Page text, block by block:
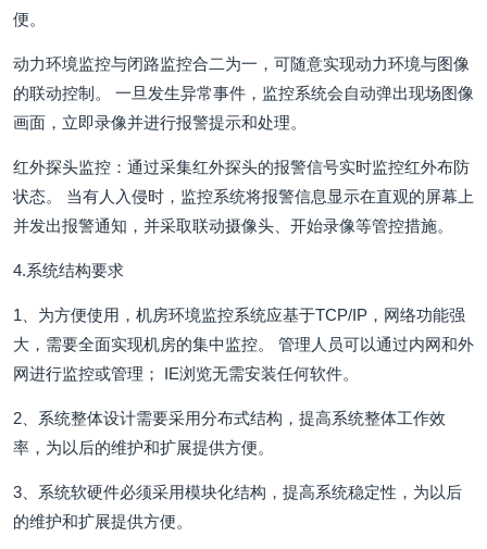
便。
动力环境监控与闭路监控合二为一，可随意实现动力环境与图像
的联动控制。 一旦发生异常事件，监控系统会自动弹出现场图像
画面，立即录像并进行报警提示和处理。
红外探头监控：通过采集红外探头的报警信号实时监控红外布防
状态。 当有人入侵时，监控系统将报警信息显示在直观的屏幕上
并发出报警通知，并采取联动摄像头、开始录像等管控措施。
4.系统结构要求
1、为方便使用，机房环境监控系统应基于TCP/IP，网络功能强
大，需要全面实现机房的集中监控。 管理人员可以通过内网和外
网进行监控或管理； IE浏览无需安装任何软件。
2、系统整体设计需要采用分布式结构，提高系统整体工作效
率，为以后的维护和扩展提供方便。
3、系统软硬件必须采用模块化结构，提高系统稳定性，为以后
的维护和扩展提供方便。